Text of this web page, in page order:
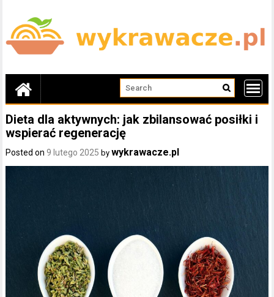
content
Dieta dla aktywnych: jak zbilansować posiłki i
wspierać regenerację
Posted on9 lutego 2025 bywykrawacze.pl